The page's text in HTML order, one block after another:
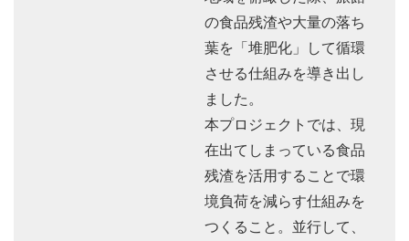
の食品残渣や大量の落ち
葉を「堆肥化」して循環
させる仕組みを導き出し
ました。
本プロジェクトでは、現
在出てしまっている食品
残渣を活用することで環
境負荷を減らす仕組みを
つくること。並行して、